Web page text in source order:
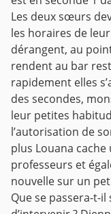
Les deux sœurs
les horaires de
dérangent, au
rendent au bar
rapidement elles
des secondes,
leur petites
l’autorisation de
plus Louana cache
professeurs et
nouvelle sur un
Que se passera-t-